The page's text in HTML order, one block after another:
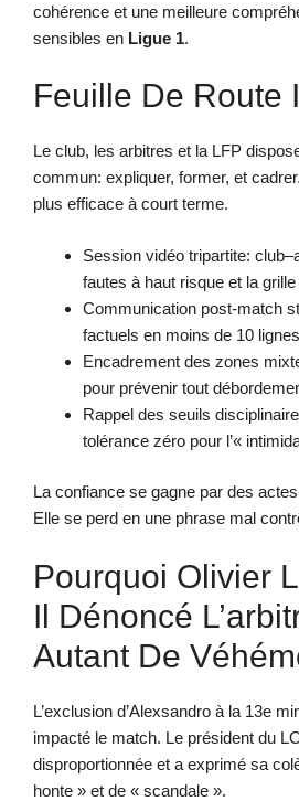
cohérence et une meilleure
sensibles en Ligue 1.
Feuille De Route
Le club, les arbitres et la LFP
commun: expliquer, former, et
plus efficace à court terme.
Session vidéo tripartite:
fautes à haut risque et la
Communication post-match
factuels en moins de 10
Encadrement des zones
pour prévenir tout
Rappel des seuils
tolérance zéro pour l’«
La confiance se gagne par des
Elle se perd en une phrase mal
Pourquoi Olivier
Il Dénoncé
Autant De
L’exclusion d’Alexsandro à la 13e
impacté le match. Le président du
disproportionnée et a exprimé sa
honte » et de « scandale ».